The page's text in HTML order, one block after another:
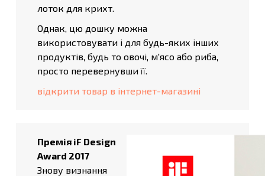
лоток для крихт.
Однак, цю дошку можна
використовувати і для будь-яких інших
продуктів, будь то овочі, м'ясо або риба,
просто перевернувши її.
відкрити товар в інтернет-магазині
Премія iF Design
Award 2017
Знову визнання